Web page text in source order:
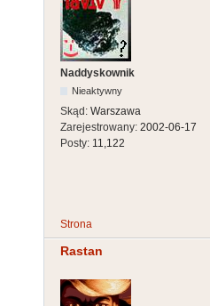
Naddyskownik
Nieaktywny
Skąd: Warszawa
Zarejestrowany: 2002-06-17
Posty: 11,122
Strona
Rastan